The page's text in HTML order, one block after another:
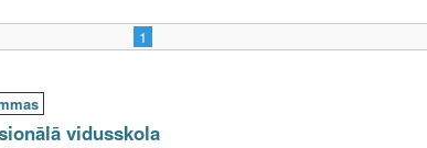
1
vidusskola